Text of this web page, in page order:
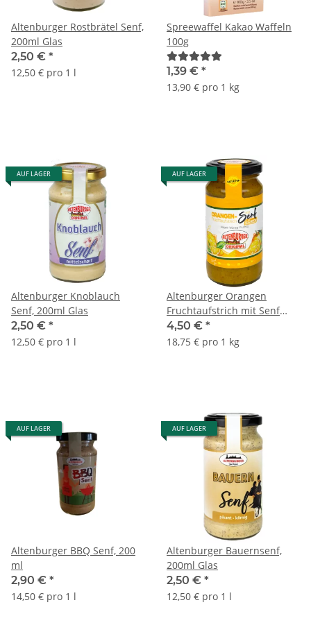
Altenburger Rostbrätel Senf,
200ml Glas
2,50 € *
12,50 € pro 1 l
Spreewaffel Kakao Waffeln
100g
1,39 € *
13,90 € pro 1 kg
AUF LAGER
Altenburger Knoblauch
Senf, 200ml Glas
2,50 € *
12,50 € pro 1 l
AUF LAGER
Altenburger Orangen
Fruchtaufstrich mit Senf
und Curry, 190 ml / 240 g
Glas
4,50 € *
18,75 € pro 1 kg
AUF LAGER
Altenburger BBQ Senf, 200
ml
2,90 € *
14,50 € pro 1 l
AUF LAGER
Altenburger Bauernsenf,
200ml Glas
2,50 € *
12,50 € pro 1 l